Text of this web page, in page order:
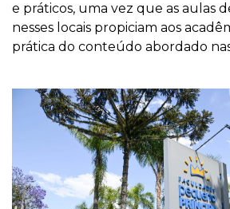
e práticos, uma vez que as aulas
nesses locais propiciam aos
prática do conteúdo abordado